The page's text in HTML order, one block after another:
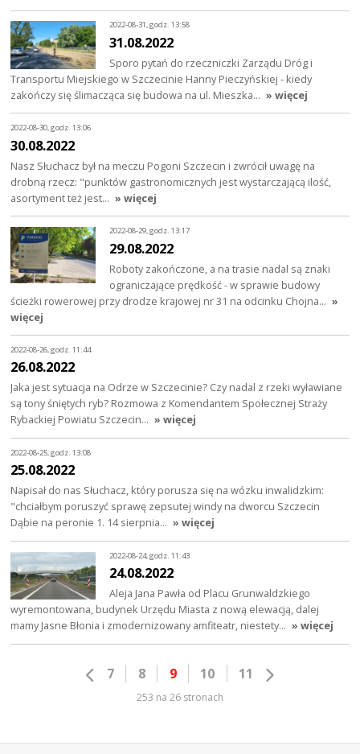
2022-08-31, godz. 13:58
31.08.2022
Sporo pytań do rzeczniczki Zarządu Dróg i
Transportu Miejskiego w Szczecinie Hanny Pieczyńskiej - kiedy
zakończy się ślimacząca się budowa na ul. Mieszka… » więcej
2022-08-30, godz. 13:06
30.08.2022
Nasz Słuchacz był na meczu Pogoni Szczecin i zwrócił uwagę na
drobną rzecz: "punktów gastronomicznych jest wystarczającą ilość,
asortyment też jest… » więcej
2022-08-29, godz. 13:17
29.08.2022
Roboty zakończone, a na trasie nadal są znaki
ograniczające prędkość - w sprawie budowy
ścieżki rowerowej przy drodze krajowej nr 31 na odcinku Chojna… »
więcej
2022-08-26, godz. 11:44
26.08.2022
Jaka jest sytuacja na Odrze w Szczecinie? Czy nadal z rzeki wyławiane
są tony śniętych ryb? Rozmowa z Komendantem Społecznej Straży
Rybackiej Powiatu Szczecin… » więcej
2022-08-25, godz. 13:08
25.08.2022
Napisał do nas Słuchacz, który porusza się na wózku inwalidzkim:
"chciałbym poruszyć sprawę zepsutej windy na dworcu Szczecin
Dąbie na peronie 1. 14 sierpnia… » więcej
2022-08-24, godz. 11:43
24.08.2022
Aleja Jana Pawła od Placu Grunwaldzkiego
wyremontowana, budynek Urzędu Miasta z nową elewacją, dalej
mamy Jasne Błonia i zmodernizowany amfiteatr, niestety… » więcej
7 8 9 10 11
253 na 26 stronach